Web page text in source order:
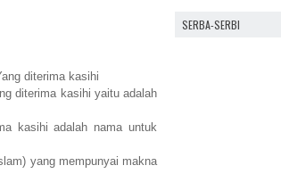
diterima kasihi
diterima kasihi yaitu adalah
kasihi adalah nama untuk
yang mempunyai makna
SERBA-SERBI